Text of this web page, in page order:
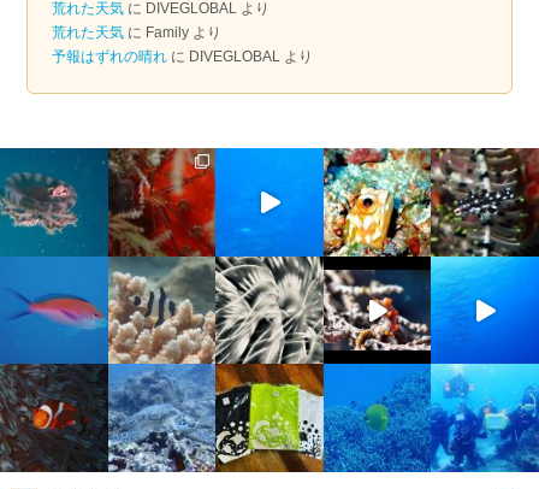
荒れた天気 に DIVEGLOBAL より
荒れた天気 に Family より
予報はずれの晴れ に DIVEGLOBAL より